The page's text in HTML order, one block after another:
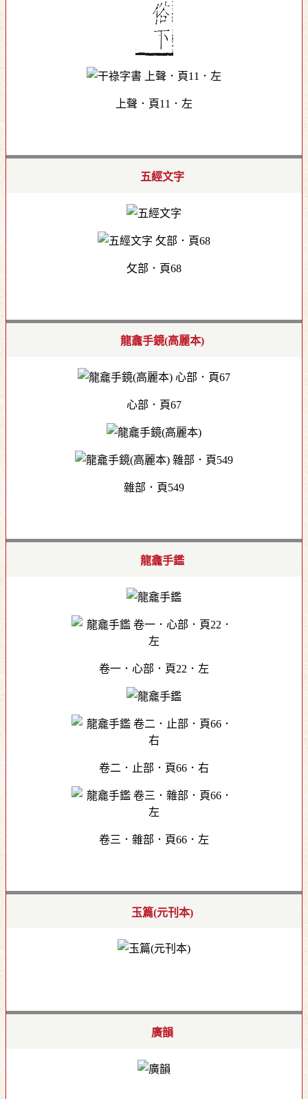
上聲．頁11．左
五經文字
攵部．頁68
龍龕手鏡(高麗本)
心部．頁67
雜部．頁549
龍龕手鑑
卷一．心部．頁22．左
卷二．止部．頁66．右
卷三．雜部．頁66．左
玉篇(元刊本)
廣韻